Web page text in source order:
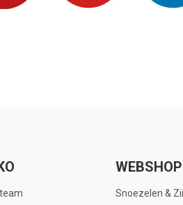
WEBSHOP
Snoezelen &